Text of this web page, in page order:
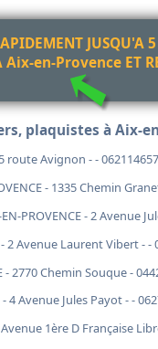
JUSQU'A
Aix-en-Provence ET
plaquistes à Aix-
route Avignon - -
- 1335 Chemin
PROVENCE - 2 Avenue
- 2 Avenue Laurent Vibert - -
- 2770 Chemin Souque -
- 4 Avenue Jules Payot - -
1ère D Française